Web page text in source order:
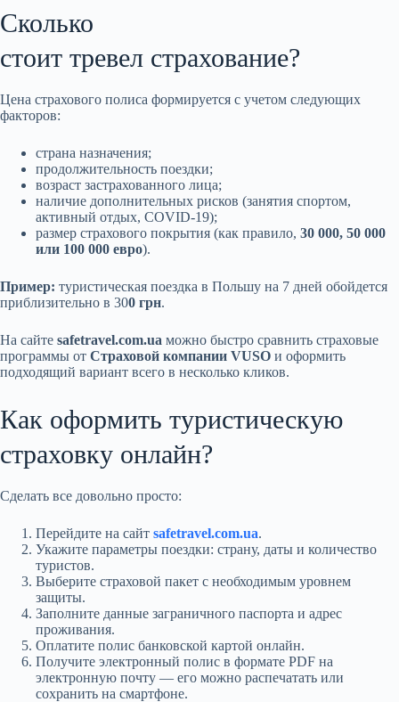
Сколько
стоит тревел страхование?
Цена страхового полиса формируется с учетом следующих
факторов:
страна назначения;
продолжительность поездки;
возраст застрахованного лица;
наличие дополнительных рисков (занятия спортом,
активный отдых, COVID-19);
размер страхового покрытия (как правило, 30 000, 50 000
или 100 000 евро).
Пример: туристическая поездка в Польшу на 7 дней обойдется
приблизительно в 300 грн.
На сайте safetravel.com.ua можно быстро сравнить страховые
программы от Страховой компании VUSO и оформить
подходящий вариант всего в несколько кликов.
Как оформить туристическую
страховку онлайн?
Сделать все довольно просто:
Перейдите на сайт safetravel.com.ua.
Укажите параметры поездки: страну, даты и количество
туристов.
Выберите страховой пакет с необходимым уровнем
защиты.
Заполните данные заграничного паспорта и адрес
проживания.
Оплатите полис банковской картой онлайн.
Получите электронный полис в формате PDF на
электронную почту — его можно распечатать или
сохранить на смартфоне.